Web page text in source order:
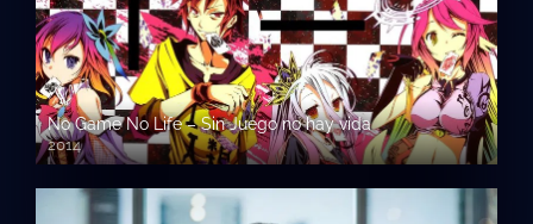
No Game No Life – Sin Juego no hay vida
2014